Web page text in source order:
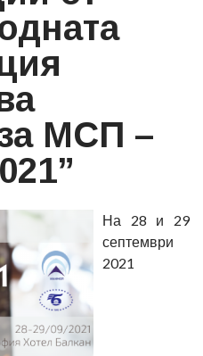
МСП –
На 28 и 29
септември
2021